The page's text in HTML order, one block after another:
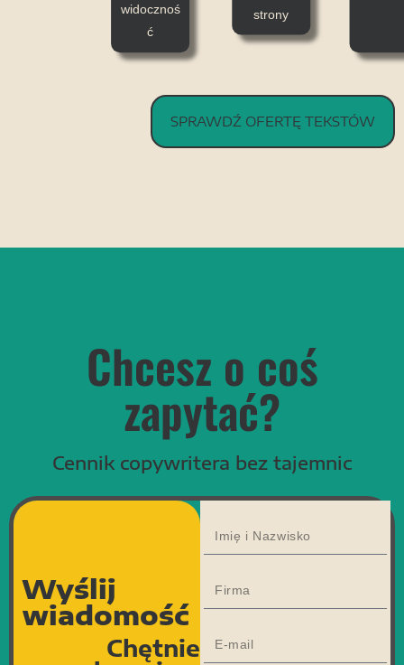
strony
widocznoś
ć
SPRAWDŹ OFERTĘ TEKSTÓW
Chcesz o coś
zapytać?
Cennik copywritera bez tajemnic
Wyślij
wiadomość
Chętnie